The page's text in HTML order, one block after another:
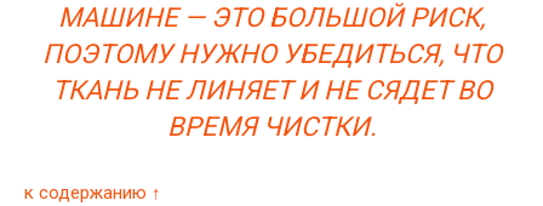
МАШИНЕ — ЭТО БОЛЬШОЙ РИСК,
ПОЭТОМУ НУЖНО УБЕДИТЬСЯ, ЧТО
ТКАНЬ НЕ ЛИНЯЕТ И НЕ СЯДЕТ ВО
ВРЕМЯ ЧИСТКИ.
к содержанию ↑